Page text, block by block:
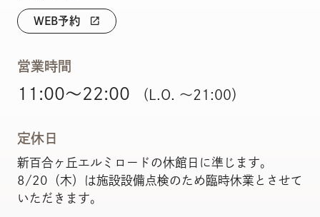
WEB予約 open_in_new
営業時間
11:00～22:00 （L.O. ～21:00）
定休日
新百合ヶ丘エルミロードの休館日に準じます。
8/20（木）は施設設備点検のため臨時休業とさせて
いただきます。